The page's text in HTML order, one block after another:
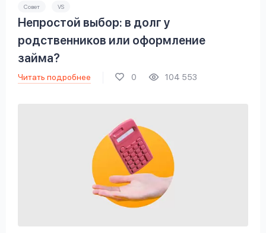
Совет VS
Непростой выбор: в долг у
родственников или оформление
займа?
Читать подробнее 0 104 553